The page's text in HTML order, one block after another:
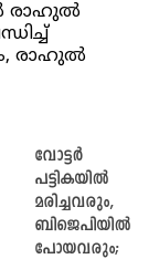
രാഹുൽ
രാഹുൽ
വോട്ടർ
പട്ടികയിൽ
മരിച്ചവരും,
ബിജെപിയിൽ
പോയവരും;